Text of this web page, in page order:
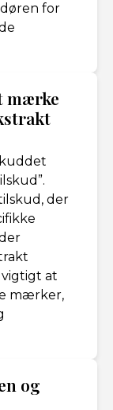
for
mærke
der
vigtigt at
mærker,
og